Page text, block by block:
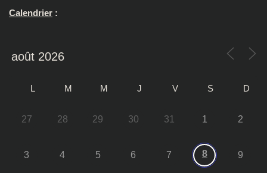
Calendrier :
L M M J V S D
27 28 29 30 31 1 2
3 4 5 6 7 8 9